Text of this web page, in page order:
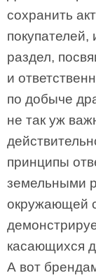
сохранить
покупателей,
раздел,
и
по добыче
не так уж
принципы
земельными
окружающей
касающихся
А вот